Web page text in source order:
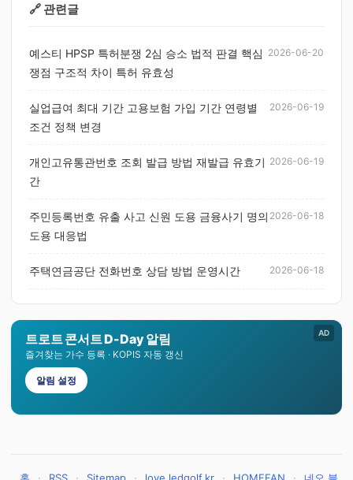
🔗 관련글
예스티 HPSP 특허분쟁 2심 승소 법적 판결 핵심
쟁점 구조적 차이 특허 유효성
2026-06-20
실업급여 최대 기간 고용보험 가입 기간 연령별
조건 정책 변경
2026-06-19
개인고유통관번호 조회 발급 방법 재발급 유효기
간
2026-06-19
주민등록번호 유출 사고 신원 도용 금융사기 명의
도용 대응법
2026-06-18
주택연금공단 전화번호 상담 방법 운영시간 2026-06-18
AD
트로트 콘서트 D-Day 알림
즐겨찾는 가수 등록 · KOPIS 자동 갱신
알림 설정